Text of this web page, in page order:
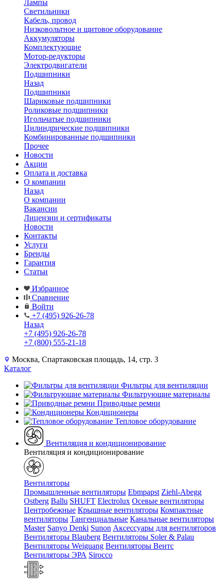
Лампы
Светильники
Кабель, провод
Низковольтное и щитовое оборудование
Аккумуляторы
Комплектующие
Мотор-редукторы
Электродвигатели
Подшипники
Назад
Подшипники
Шариковые подшипники
Роликовые подшипники
Игольчатые подшипники
Цилиндрические подшипники
Комбинированные подшипники
Прочее
Новости
Акции
Оплата и доставка
О компании
Назад
О компании
Вакансии
Лицензии и сертификаты
Новости
Контакты
Услуги
Бренды
Гарантия
Статьи
Избранное
Сравнение
Войти
+7 (495) 926-26-78
Назад
+7 (495) 926-26-78
+7 (800) 555-21-18
Москва, Спартаковская площадь, 14, стр. 3
Каталог
Фильтры для вентиляции
Фильтрующие материалы
Приводные ремни
Кондиционеры
Тепловое оборудование
Вентиляция и кондиционирование
Вентиляция и кондиционирование
Вентиляторы
Промышленные вентиляторы Ebmpapst Ziehl-Abegg
Ostberg Ballu SHUFT Electrolux Осевые вентиляторы
Центробежные Крышные вентиляторы Компактные
вентиляторы Тангенциальные Канальные вентиляторы
Master Sanyo Denki Sunon Аксессуары для вентиляторов
Вентиляторы Blauberg Вентиляторы Soler & Palau
Вентиляторы Weiguang Вентиляторы Вентс
Вентиляторы ЭРА Sirocco